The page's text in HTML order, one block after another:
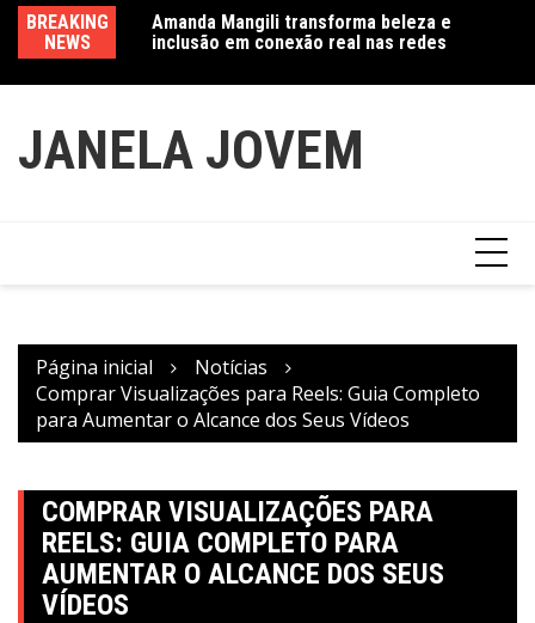
conteúdo
BREAKING
NEWS
feminino” no
Amanda Mangili transforma beleza e
inclusão em conexão real nas redes
JANELA JOVEM
Página inicial
Notícias
Comprar Visualizações para Reels: Guia Completo
para Aumentar o Alcance dos Seus Vídeos
COMPRAR VISUALIZAÇÕES PARA
REELS: GUIA COMPLETO PARA
AUMENTAR O ALCANCE DOS SEUS
VÍDEOS